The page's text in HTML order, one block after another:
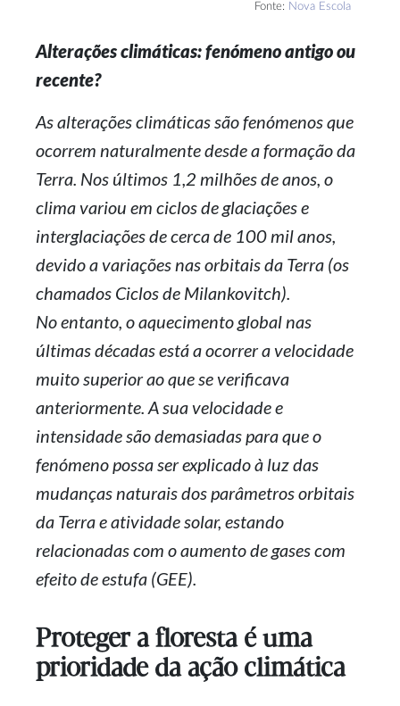
Fonte: Nova Escola
Alterações climáticas: fenómeno antigo ou
recente?
As alterações climáticas são fenómenos que
ocorrem naturalmente desde a formação da
Terra. Nos últimos 1,2 milhões de anos, o
clima variou em ciclos de glaciações e
interglaciações de cerca de 100 mil anos,
devido a variações nas orbitais da Terra (os
chamados Ciclos de Milankovitch).
No entanto, o aquecimento global nas
últimas décadas está a ocorrer a velocidade
muito superior ao que se verificava
anteriormente. A sua velocidade e
intensidade são demasiadas para que o
fenómeno possa ser explicado à luz das
mudanças naturais dos parâmetros orbitais
da Terra e atividade solar, estando
relacionadas com o aumento de gases com
efeito de estufa (GEE).
Proteger a floresta é uma
prioridade da ação climática